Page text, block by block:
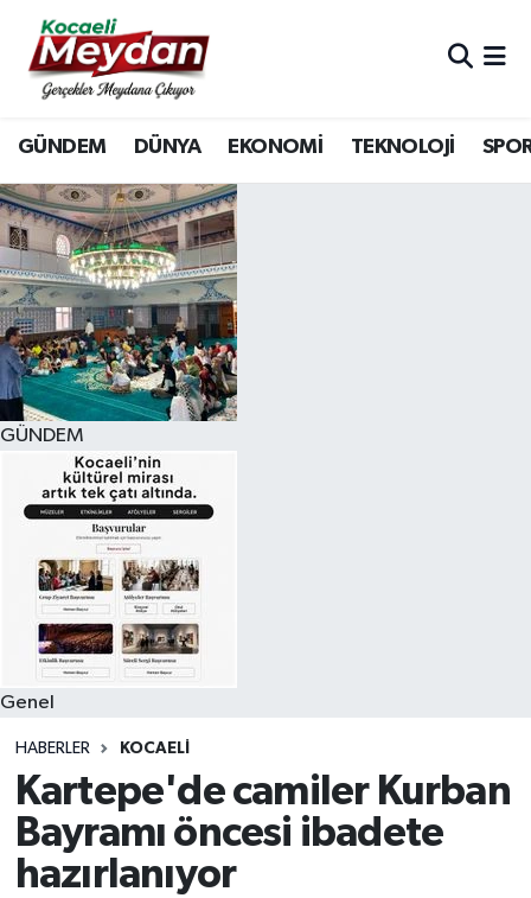
GÜNDEM DÜNYA EKONOMİ TEKNOLOJİ
GÜNDEM
Genel
HABERLER KOCAELI
Kartepe'de camiler Kurban
Bayramı öncesi ibadete
hazırlanıyor
Nöbetçi Eczaneler
Hava Durumu
Trafik Durumu
Süper Lig Puan Durumu ve Fikstür
Tüm Manşetler
Son Dakika Haberleri
Haber Arşivi